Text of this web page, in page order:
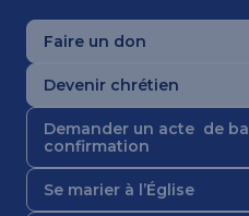
Faire un don
Devenir chrétien
Demander un acte de
confirmation
Se marier à l’Église